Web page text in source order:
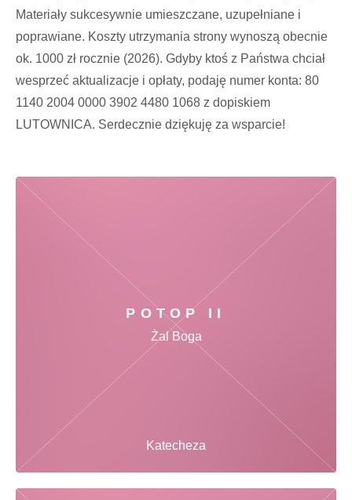
Materiały sukcesywnie umieszczane, uzupełniane i
poprawiane. Koszty utrzymania strony wynoszą obecnie
ok. 1000 zł rocznie (2026). Gdyby ktoś z Państwa chciał
wesprzeć aktualizacje i opłaty, podaję numer konta: 80
1140 2004 0000 3902 4480 1068 z dopiskiem
LUTOWNICA. Serdecznie dziękuję za wsparcie!
POTOP II
Katecheza
Żal Boga